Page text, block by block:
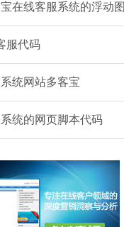
在线客服系统的浮动图
服代码
统网站多客宝
统的网页脚本代码